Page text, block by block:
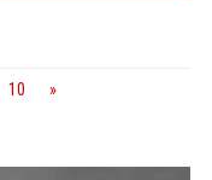
10
»